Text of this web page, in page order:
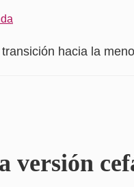
hacia la
versión